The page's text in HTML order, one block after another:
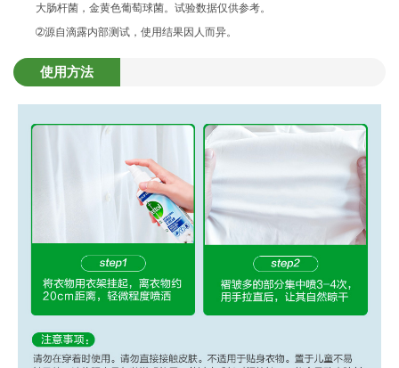
大肠杆菌，金黄色葡萄球菌。试验数据仅供参考。
➁源自滴露内部测试，使用结果因人而异。
使用方法